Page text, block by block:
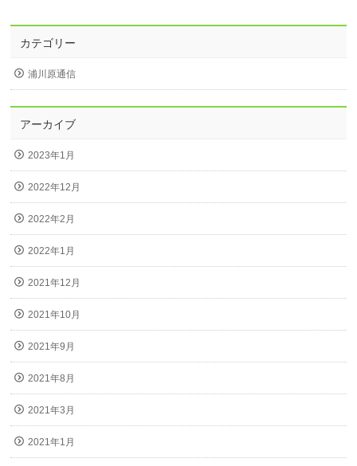
カテゴリー
浦川原通信
アーカイブ
2023年1月
2022年12月
2022年2月
2022年1月
2021年12月
2021年10月
2021年9月
2021年8月
2021年3月
2021年1月